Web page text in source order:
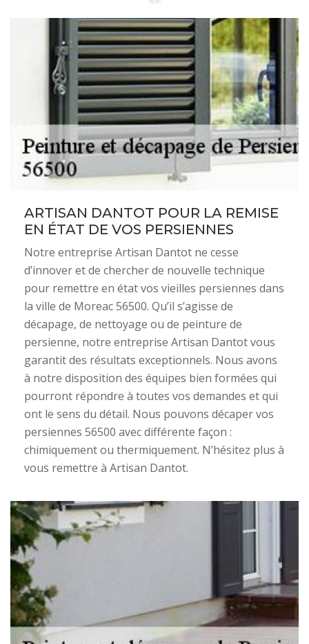
ARTISAN DANTOT POUR LA REMISE
EN ÉTAT DE VOS PERSIENNES
Notre entreprise Artisan Dantot ne cesse
d’innover et de chercher de nouvelle technique
pour remettre en état vos vieilles persiennes dans
la ville de Moreac 56500. Qu’il s’agisse de
décapage, de nettoyage ou de peinture de
persienne, notre entreprise Artisan Dantot vous
garantit des résultats exceptionnels. Nous avons
à notre disposition des équipes bien formées qui
pourront répondre à toutes vos demandes et qui
ont le sens du détail. Nous pouvons décaper vos
persiennes 56500 avec différente façon :
chimiquement ou thermiquement. N’hésitez plus à
vous remettre à Artisan Dantot.